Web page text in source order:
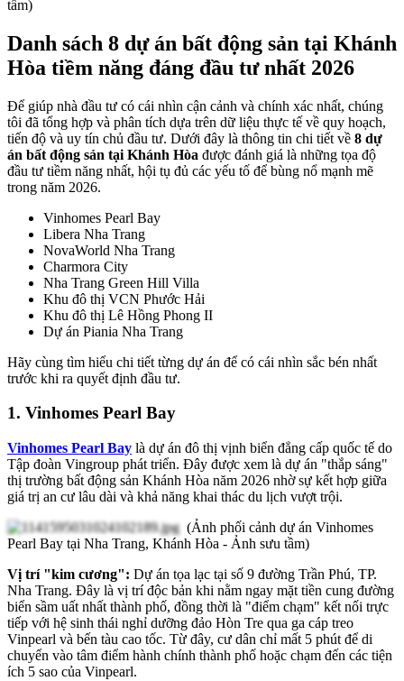
tầm)
Danh sách 8 dự án bất động sản tại Khánh
Hòa tiềm năng đáng đầu tư nhất 2026
Để giúp nhà đầu tư có cái nhìn cận cảnh và chính xác nhất, chúng
tôi đã tổng hợp và phân tích dựa trên dữ liệu thực tế về quy hoạch,
tiến độ và uy tín chủ đầu tư. Dưới đây là thông tin chi tiết về 8 dự
án bất động sản tại Khánh Hòa được đánh giá là những tọa độ
đầu tư tiềm năng nhất, hội tụ đủ các yếu tố để bùng nổ mạnh mẽ
trong năm 2026.
Vinhomes Pearl Bay
Libera Nha Trang
NovaWorld Nha Trang
Charmora City
Nha Trang Green Hill Villa
Khu đô thị VCN Phước Hải
Khu đô thị Lê Hồng Phong II
Dự án Piania Nha Trang
Hãy cùng tìm hiểu chi tiết từng dự án để có cái nhìn sắc bén nhất
trước khi ra quyết định đầu tư.
1. Vinhomes Pearl Bay
Vinhomes Pearl Bay là dự án đô thị vịnh biển đẳng cấp quốc tế do
Tập đoàn Vingroup phát triển. Đây được xem là dự án "thắp sáng"
thị trường bất động sản Khánh Hòa năm 2026 nhờ sự kết hợp giữa
giá trị an cư lâu dài và khả năng khai thác du lịch vượt trội.
(Ảnh phối cảnh dự án Vinhomes
Pearl Bay tại Nha Trang, Khánh Hòa - Ảnh sưu tầm)
Vị trí "kim cương": Dự án tọa lạc tại số 9 đường Trần Phú, TP.
Nha Trang. Đây là vị trí độc bản khi nằm ngay mặt tiền cung đường
biển sầm uất nhất thành phố, đồng thời là "điểm chạm" kết nối trực
tiếp với hệ sinh thái nghỉ dưỡng đảo Hòn Tre qua ga cáp treo
Vinpearl và bến tàu cao tốc. Từ đây, cư dân chỉ mất 5 phút để di
chuyển vào tâm điểm hành chính thành phố hoặc chạm đến các tiện
ích 5 sao của Vinpearl.